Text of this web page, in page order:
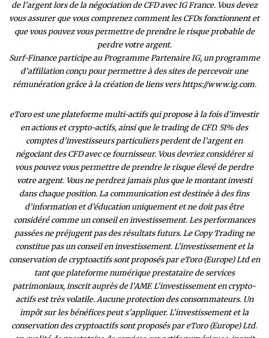
de l’argent lors de la négociation de CFD avec IG France. Vous devez
vous assurer que vous comprenez comment les CFDs fonctionnent et
que vous pouvez vous permettre de prendre le risque probable de
perdre votre argent.
Surf-Finance participe au Programme Partenaire IG, un programme
d’affiliation conçu pour permettre à des sites de percevoir une
rémunération grâce à la création de liens vers https://www.ig.com.
eToro est une plateforme multi-actifs qui propose à la fois d’investir
en actions et crypto-actifs, ainsi que le trading de CFD. 51% des
comptes d’investisseurs particuliers perdent de l’argent en
négociant des CFD avec ce fournisseur. Vous devriez considérer si
vous pouvez vous permettre de prendre le risque élevé de perdre
votre argent. Vous ne perdrez jamais plus que le montant investi
dans chaque position. La communication est destinée à des fins
d’information et d’éducation uniquement et ne doit pas être
considéré comme un conseil en investissement. Les performances
passées ne préjugent pas des résultats futurs. Le Copy Trading ne
constitue pas un conseil en investissement. L’investissement et la
conservation de cryptoactifs sont proposés par eToro (Europe) Ltd en
tant que plateforme numérique prestataire de services
patrimoniaux, inscrit auprès de l’AMF. L’investissement en crypto-
actifs est très volatile. Aucune protection des consommateurs. Un
impôt sur les bénéfices peut s’appliquer. L’investissement et la
conservation des cryptoactifs sont proposés par eToro (Europe) Ltd.